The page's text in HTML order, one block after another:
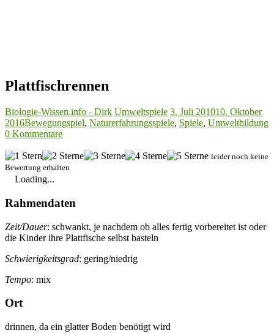
Plattfischrennen
Biologie-Wissen.info - Dirk Umweltspiele 3. Juli 201010. Oktober
2016Bewegungspiel, Naturerfahrungsspiele, Spiele, Umweltbildung
0 Kommentare
leider noch keine
Bewertung erhalten
Loading...
Rahmendaten
Zeit/Dauer: schwankt, je nachdem ob alles fertig vorbereitet ist oder
die Kinder ihre Plattfische selbst basteln
Schwierigkeitsgrad: gering/niedrig
Tempo: mix
Ort
drinnen, da ein glatter Boden benötigt wird